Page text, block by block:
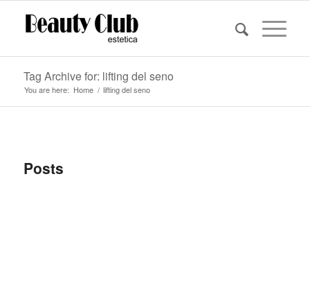
Tag Archive for: lifting del seno
You are here: Home / lifting del seno
Posts